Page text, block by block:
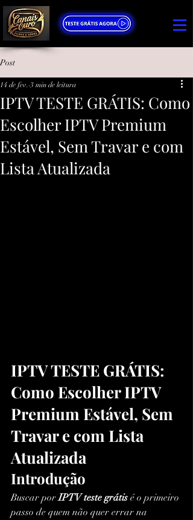
Post
IPTV TESTE GRÁTIS: Como
Escolher IPTV Premium
Estável, Sem Travar e com
Lista Atualizada
14 de fev. 3 min de leitura
IPTV TESTE GRÁTIS:
Como Escolher IPTV
Premium Estável, Sem
Travar e com Lista
Atualizada
Introdução
Buscar por IPTV teste grátis é o primeiro
passo de quem não quer errar na